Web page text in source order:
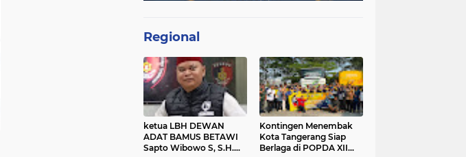
Regional
ketua LBH DEWAN
ADAT BAMUS BETAWI
Sapto Wibowo S, S.H.
Kontingen Menembak
Kota Tangerang Siap
Berlaga di POPDA XII